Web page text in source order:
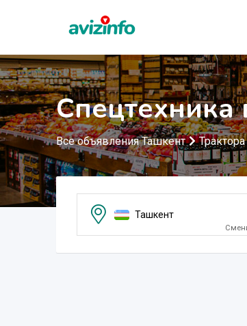
Спецтехника
Все объявления Ташкент
Ташкент